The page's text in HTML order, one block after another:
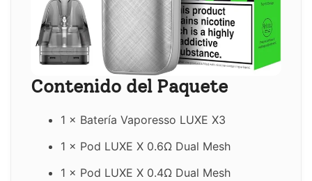
Contenido del Paquete
1 × Batería Vaporesso LUXE X3
1 × Pod LUXE X 0.6Ω Dual Mesh
1 × Pod LUXE X 0.4Ω Dual Mesh